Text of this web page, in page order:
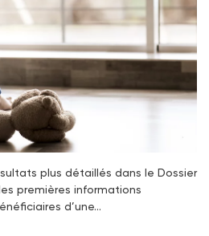
plus détaillés dans le Dossier
premières informations
d’une…